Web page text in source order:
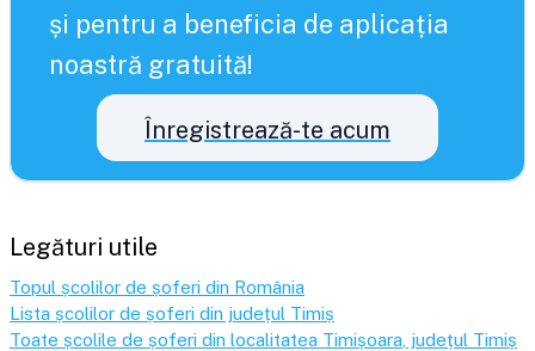
și pentru a beneficia de aplicația
noastră gratuită!
Înregistrează-te acum
Legături utile
Topul școlilor de șoferi din România
Lista școlilor de șoferi din județul Timiș
Toate școlile de șoferi din localitatea Timișoara , județul Timiș